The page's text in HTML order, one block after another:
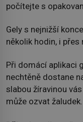
počítejte s
Gely s nejnižší
několik hodin, i přes
Při domácí aplikaci
nechtěně dostane
slabou žíravinou
může ozvat žaludek.